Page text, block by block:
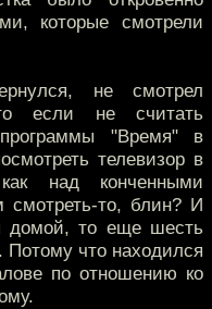
которые смотрели
не смотрел
если не считать
"Время" в
телевизор в
над конченными
то, блин? И
домой, то еще шесть
Потому что находился
по отношению ко